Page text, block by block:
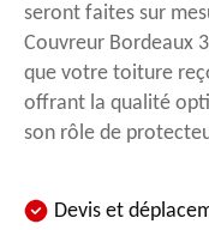
seront faites sur
Couvreur Bordeaux
que votre toiture
offrant la qualité
son rôle de
Devis et